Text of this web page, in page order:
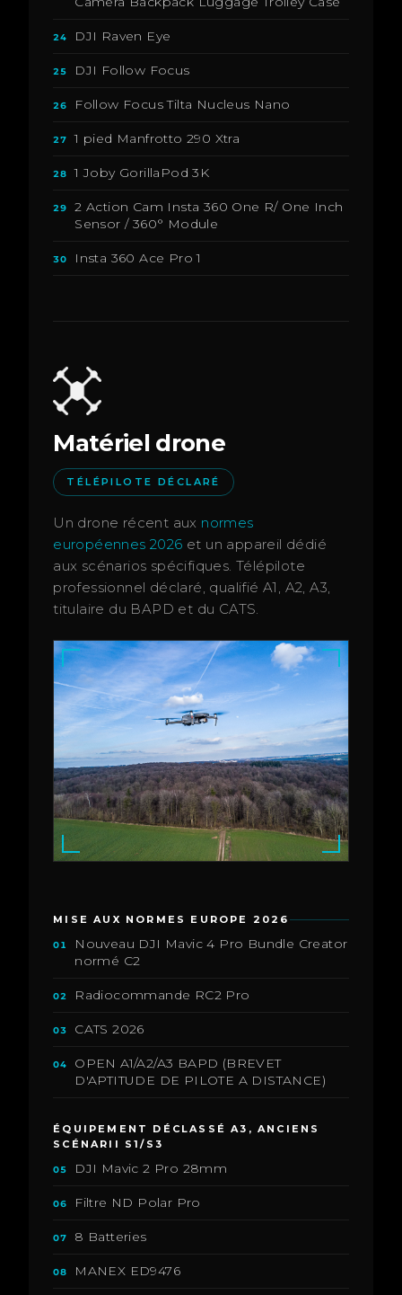
24 DJI Raven Eye
25 DJI Follow Focus
26 Follow Focus Tilta Nucleus Nano
27 1 pied Manfrotto 290 Xtra
28 1 Joby GorillaPod 3K
29
2 Action Cam Insta 360 One R/ One Inch
Sensor / 360° Module
30 Insta 360 Ace Pro 1
Matériel drone
TÉLÉPILOTE DÉCLARÉ
Un drone récent aux normes
européennes 2026 et un appareil dédié
aux scénarios spécifiques. Télépilote
professionnel déclaré, qualifié A1, A2, A3,
titulaire du BAPD et du CATS.
MISE AUX NORMES EUROPE 2026
01
Nouveau DJI Mavic 4 Pro Bundle Creator
normé C2
02 Radiocommande RC2 Pro
03 CATS 2026
04
OPEN A1/A2/A3 BAPD (BREVET
D'APTITUDE DE PILOTE A DISTANCE)
ÉQUIPEMENT DÉCLASSÉ A3, ANCIENS
SCÉNARII S1/S3
05 DJI Mavic 2 Pro 28mm
06 Filtre ND Polar Pro
07 8 Batteries
08 MANEX ED9476